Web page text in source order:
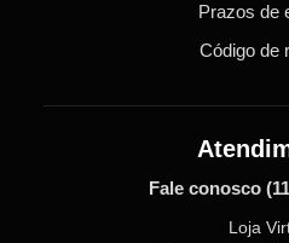
Prazos de
Código de
Fale conosco
Loja